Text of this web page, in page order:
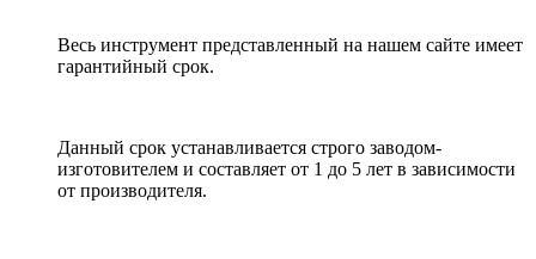
Весь инструмент представленный на нашем сайте имеет
гарантийный срок.
Данный срок устанавливается строго заводом-
изготовителем и составляет от 1 до 5 лет в зависимости
от производителя.